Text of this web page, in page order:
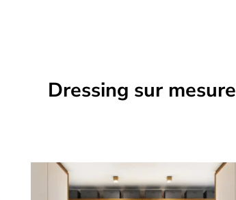
Dressing sur mesure